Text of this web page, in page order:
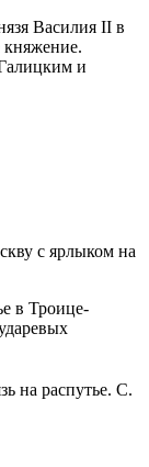
Василия II в
княжение.
и
с ярлыком на
в Троице-
на распутье. С.